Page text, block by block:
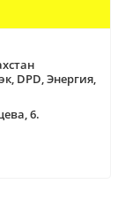
DPD, Энергия,
6.